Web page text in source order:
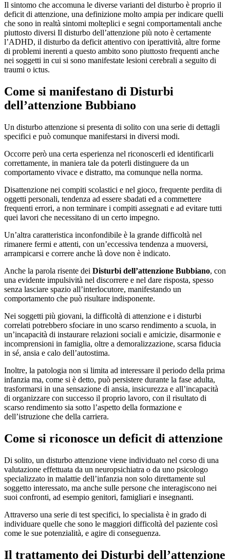
Il sintomo che accomuna le diverse varianti del disturbo è proprio il
deficit di attenzione, una definizione molto ampia per indicare quelli
che sono in realtà sintomi molteplici e segni comportamentali anche
piuttosto diversi Il disturbo dell’attenzione più noto è certamente
l’ADHD, il disturbo da deficit attentivo con iperattività, altre forme
di problemi inerenti a questo ambito sono piuttosto frequenti anche
nei soggetti in cui si sono manifestate lesioni cerebrali a seguito di
traumi o ictus.
Come si manifestano di Disturbi
dell’attenzione Bubbiano
Un disturbo attenzione si presenta di solito con una serie di dettagli
specifici e può comunque manifestarsi in diversi modi.
Occorre però una certa esperienza nel riconoscerli ed identificarli
correttamente, in maniera tale da poterli distinguere da un
comportamento vivace e distratto, ma comunque nella norma.
Disattenzione nei compiti scolastici e nel gioco, frequente perdita di
oggetti personali, tendenza ad essere sbadati ed a commettere
frequenti errori, a non terminare i compiti assegnati e ad evitare tutti
quei lavori che necessitano di un certo impegno.
Un’altra caratteristica inconfondibile è la grande difficoltà nel
rimanere fermi e attenti, con un’eccessiva tendenza a muoversi,
arrampicarsi e correre anche là dove non è indicato.
Anche la parola risente dei Disturbi dell’attenzione Bubbiano, con
una evidente impulsività nel discorrere e nel dare risposta, spesso
senza lasciare spazio all’interlocutore, manifestando un
comportamento che può risultare indisponente.
Nei soggetti più giovani, la difficoltà di attenzione e i disturbi
correlati potrebbero sfociare in uno scarso rendimento a scuola, in
un’incapacità di instaurare relazioni sociali e amicizie, disarmonie e
incomprensioni in famiglia, oltre a demoralizzazione, scarsa fiducia
in sé, ansia e calo dell’autostima.
Inoltre, la patologia non si limita ad interessare il periodo della prima
infanzia ma, come si è detto, può persistere durante la fase adulta,
trasformarsi in una sensazione di ansia, insicurezza e all’incapacità
di organizzare con successo il proprio lavoro, con il risultato di
scarso rendimento sia sotto l’aspetto della formazione e
dell’istruzione che della carriera.
Come si riconosce un deficit di attenzione
Di solito, un disturbo attenzione viene individuato nel corso di una
valutazione effettuata da un neuropsichiatra o da uno psicologo
specializzato in malattie dell’infanzia non solo direttamente sul
soggetto interessato, ma anche sulle persone che interagiscono nei
suoi confronti, ad esempio genitori, famigliari e insegnanti.
Attraverso una serie di test specifici, lo specialista è in grado di
individuare quelle che sono le maggiori difficoltà del paziente così
come le sue potenzialità, e agire di conseguenza.
Il trattamento dei Disturbi dell’attenzione